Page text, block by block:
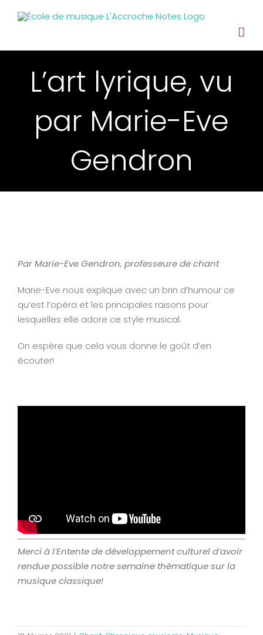
L’art lyrique, vu
par Marie-Eve
Gendron
Larger
Par Marie-Eve Gendron, professeure de chant
Marie-Eve nous explique avec un brin d’humour ce
qu’est l’opéra et les principales raisons pour
lesquelles elle adore ce style musical.
On espère que cela vous donne le goût d’en
écouter!
Merci à l’Entente de développement culturel d’avoir
rendue possible notre semaine thématique sur la
musique classique!